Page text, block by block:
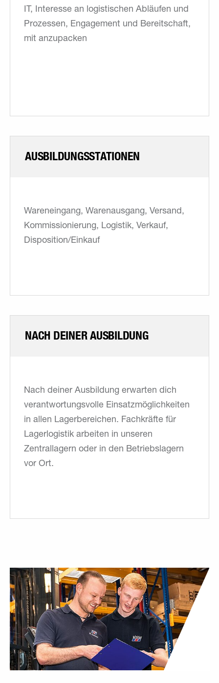
IT, Interesse an logistischen Abläufen und
Prozessen, Engagement und Bereitschaft,
mit anzupacken
AUSBILDUNGSSTATIONEN
Wareneingang, Warenausgang, Versand,
Kommissionierung, Logistik, Verkauf,
Disposition/Einkauf
NACH DEINER AUSBILDUNG
Nach deiner Ausbildung erwarten dich
verantwortungsvolle Einsatzmöglichkeiten
in allen Lagerbereichen. Fachkräfte für
Lagerlogistik arbeiten in unseren
Zentrallagern oder in den Betriebslagern
vor Ort.